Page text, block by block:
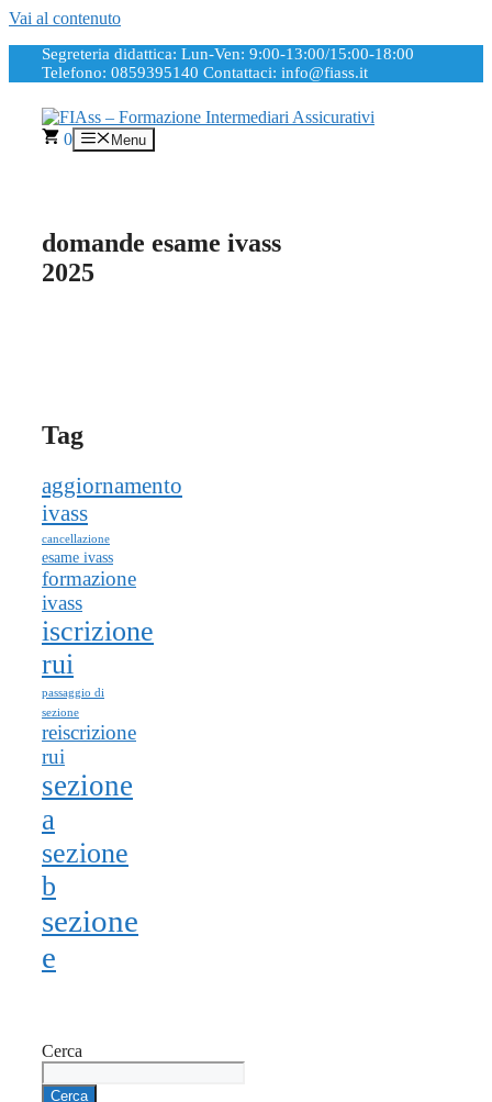
Vai al contenuto
Segreteria didattica: Lun-Ven: 9:00-13:00/15:00-18:00
Telefono: 0859395140 Contattaci: info@fiass.it
0 Menu
domande esame ivass
2025
Tag
aggiornamento
ivass
cancellazione
esame ivass
formazione
ivass
iscrizione
rui
passaggio di
sezione
reiscrizione
rui
sezione
a
sezione
b
sezione
e
Cerca
Cerca